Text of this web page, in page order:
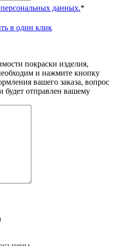
данных.*
в один клик
покраски изделия,
и нажмите кнопку
вашего заказа, вопрос
будет отправлен вашему